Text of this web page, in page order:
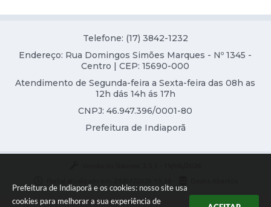
Prefeitura de Indiaporã e os cookies: nosso site usa
cookies para melhorar a sua experiência de
Telefone: (17) 3842-1232
Endereço: Rua Domingos Simões Marques - Nº 1345 -
Centro | CEP: 15690-000
Atendimento de Segunda-feira a Sexta-feira das 08h as
12h dás 14h ás 17h
CNPJ: 46.947.396/0001-80
Prefeitura de Indiaporã